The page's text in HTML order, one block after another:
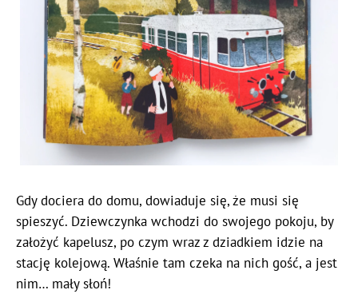
Gdy dociera do domu, dowiaduje się, że musi się
spieszyć. Dziewczynka wchodzi do swojego pokoju, by
założyć kapelusz, po czym wraz z dziadkiem idzie na
stację kolejową. Właśnie tam czeka na nich gość, a jest
nim… mały słoń!